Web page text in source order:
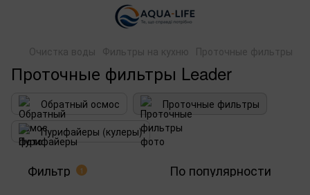
Очистка воды Фильтры на кухню Проточные фильтры
Проточные фильтры Leader
Обратный осмос
Проточные фильтры
Пурифайеры (кулеры)
Фильтр 1 По популярности